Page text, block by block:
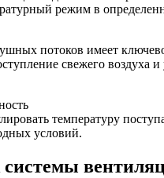
режим в
потоков имеет
свежего воздуха
температуру
условий.